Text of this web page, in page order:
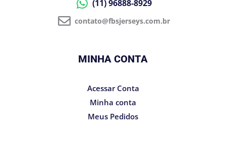
(11) 96888-8929
contato@fbsjerseys.com.br
MINHA CONTA
Acessar Conta
Minha conta
Meus Pedidos